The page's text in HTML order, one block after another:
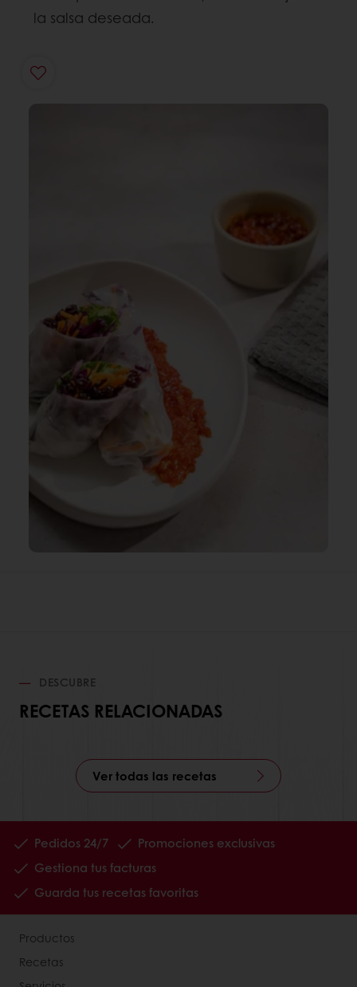
la salsa deseada.
DESCUBRE
RECETAS RELACIONADAS
Ver todas las recetas
Pedidos 24/7
Promociones exclusivas
Gestiona tus facturas
Guarda tus recetas favoritas
Productos
Recetas